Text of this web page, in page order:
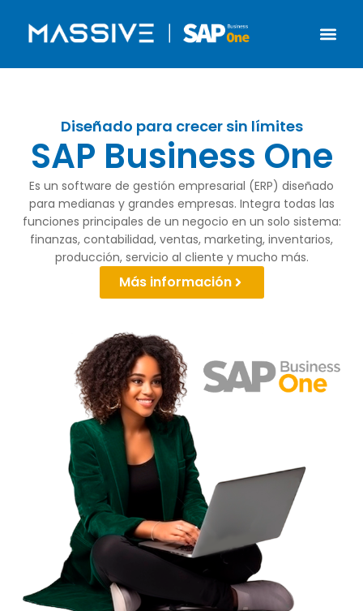
Diseñado para crecer sin límites
SAP Business One
Es un software de gestión empresarial (ERP) diseñado
para medianas y grandes empresas. Integra todas las
funciones principales de un negocio en un solo sistema:
finanzas, contabilidad, ventas, marketing, inventarios,
producción, servicio al cliente y mucho más.
Más información